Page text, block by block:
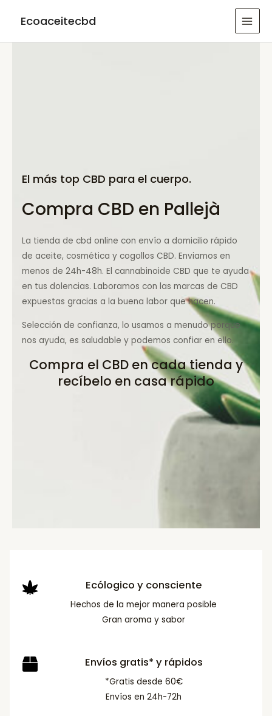
Ecoaceitecbd
El más top CBD para el cuerpo.
Compra CBD en Pallejà
La tienda de cbd online con envío a domicilio rápido
de aceite, cosmética y cogollos CBD. Enviamos en
menos de 24h-48h. El cannabinoide CBD que te ayuda
en tus dolencias. Laboramos con las marcas de CBD
expuestas gracias a la buena labor que hacen.
Selección de confianza, lo usamos a menudo porque
nos ayuda, es saludable y podemos confiar en ello.
Compra el CBD en cada tienda y
recíbelo en casa rápido
Ecólogico y consciente
Hechos de la mejor manera posible
Gran aroma y sabor
Envíos gratis* y rápidos
*Gratis desde 60€
Envíos en 24h-72h